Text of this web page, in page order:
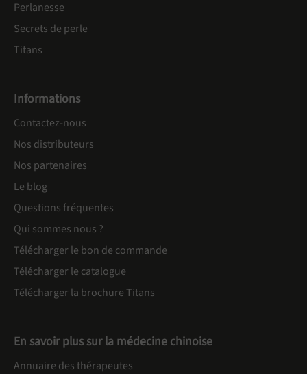
Perlanesse
Secrets de perle
Titans
Informations
Contactez-nous
Nos distributeurs
Nos partenaires
Le blog
Questions fréquentes
Qui sommes nous ?
Télécharger le bon de commande
Télécharger le catalogue
Télécharger la brochure Titans
En savoir plus sur la médecine chinoise
Annuaire des thérapeutes